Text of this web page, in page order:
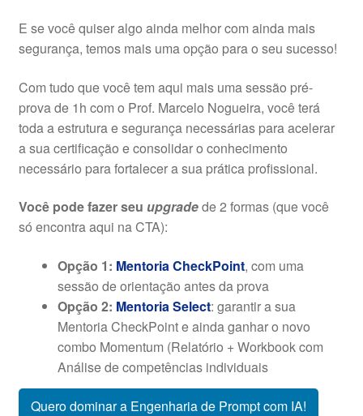
E se você quiser algo ainda melhor com ainda mais
segurança, temos mais uma opção para o seu sucesso!
Com tudo que você tem aqui mais uma sessão pré-
prova de 1h com o Prof. Marcelo Nogueira, você terá
toda a estrutura e segurança necessárias para acelerar
a sua certificação e consolidar o conhecimento
necessário para fortalecer a sua prática profissional.
Você pode fazer seu upgradede 2 formas (que você
só encontra aqui na CTA):
Opção 1: Mentoria CheckPoint, com uma
sessão de orientação antes da prova
Opção 2: Mentoria Select: garantir a sua
Mentoria CheckPoint e ainda ganhar o novo
combo Momentum (Relatório + Workbook com
Análise de competências individuais
Quero dominar a Engenharia de Prompt com IA!